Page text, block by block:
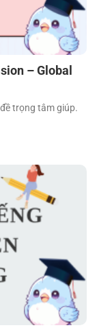
– Global
trọng tâm giúp.